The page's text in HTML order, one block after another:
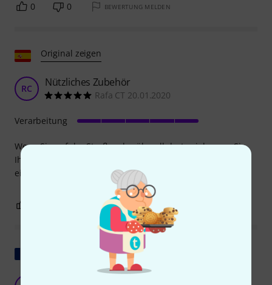
0 0 BEWERTUNG MELDEN
Original zeigen
RC Nützliches Zubehör
Rafa CT 20.01.2020
Wenn Sie auf der Straße oder überall dort spielen, wo Sie
Ihre Schuhe nicht ausziehen können, bietet das Kissen
einen sehr guten Schutz für Ihre Sitar ... gutes Produkt.
Verarbeitung
BEWERTUNG MELDEN
Original zeigen